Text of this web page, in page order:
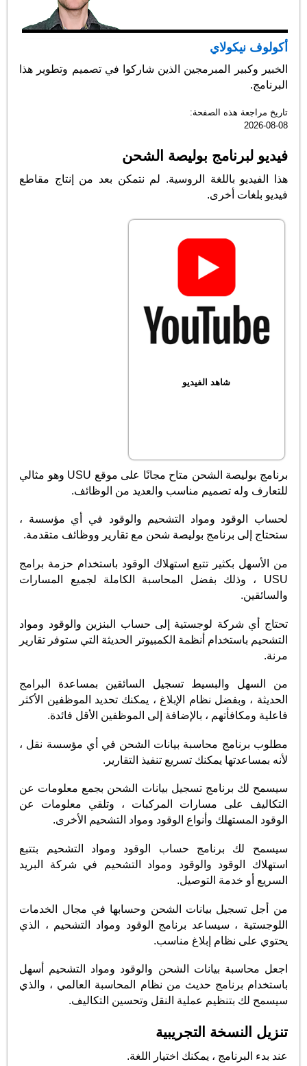
أكولوف نيكولاي
الخبير وكبير المبرمجين الذين شاركوا في تصميم وتطوير هذا
البرنامج.
تاريخ مراجعة هذه الصفحة:
2026-08-08
فيديو لبرنامج بوليصة الشحن
هذا الفيديو باللغة الروسية. لم نتمكن بعد من إنتاج مقاطع
فيديو بلغات أخرى.
شاهد الفيديو
برنامج بوليصة الشحن متاح مجانًا على موقع USU وهو مثالي
للتعارف وله تصميم مناسب والعديد من الوظائف.
لحساب الوقود ومواد التشحيم والوقود في أي مؤسسة ،
ستحتاج إلى برنامج بوليصة شحن مع تقارير ووظائف متقدمة.
من الأسهل بكثير تتبع استهلاك الوقود باستخدام حزمة برامج
USU ، وذلك بفضل المحاسبة الكاملة لجميع المسارات
والسائقين.
تحتاج أي شركة لوجستية إلى حساب البنزين والوقود ومواد
التشحيم باستخدام أنظمة الكمبيوتر الحديثة التي ستوفر تقارير
مرنة.
من السهل والبسيط تسجيل السائقين بمساعدة البرامج
الحديثة ، وبفضل نظام الإبلاغ ، يمكنك تحديد الموظفين الأكثر
فاعلية ومكافأتهم ، بالإضافة إلى الموظفين الأقل فائدة.
مطلوب برنامج محاسبة بيانات الشحن في أي مؤسسة نقل ،
لأنه بمساعدتها يمكنك تسريع تنفيذ التقارير.
سيسمح لك برنامج تسجيل بيانات الشحن بجمع معلومات عن
التكاليف على مسارات المركبات ، وتلقي معلومات عن
الوقود المستهلك وأنواع الوقود ومواد التشحيم الأخرى.
سيسمح لك برنامج حساب الوقود ومواد التشحيم بتتبع
استهلاك الوقود والوقود ومواد التشحيم في شركة البريد
السريع أو خدمة التوصيل.
من أجل تسجيل بيانات الشحن وحسابها في مجال الخدمات
اللوجستية ، سيساعد برنامج الوقود ومواد التشحيم ، الذي
يحتوي على نظام إبلاغ مناسب.
اجعل محاسبة بيانات الشحن والوقود ومواد التشحيم أسهل
باستخدام برنامج حديث من نظام المحاسبة العالمي ، والذي
سيسمح لك بتنظيم عملية النقل وتحسين التكاليف.
تنزيل النسخة التجريبية
عند بدء البرنامج ، يمكنك اختيار اللغة.